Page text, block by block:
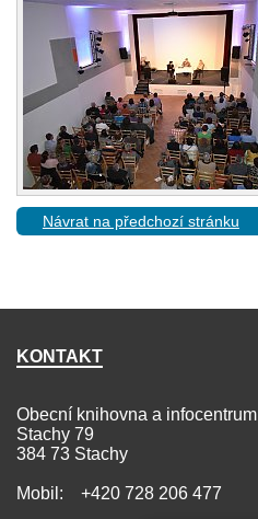
Návrat na předchozí stránku
KONTAKT
Obecní knihovna a infocentrum
Stachy 79
384 73 Stachy
Mobil: +420 728 206 477